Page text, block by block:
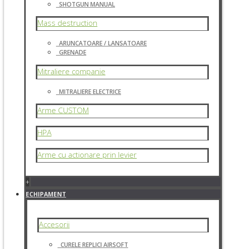
SHOTGUN MANUAL
Mass destruction
ARUNCATOARE / LANSATOARE
GRENADE
Mitraliere companie
MITRALIERE ELECTRICE
Arme CUSTOM
HPA
Arme cu actionare prin levier
+
ECHIPAMENT
Accesorii
CURELE REPLICI AIRSOFT